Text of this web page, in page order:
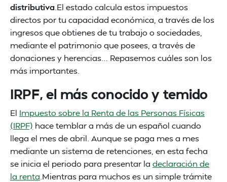
distributiva .El estado calcula estos impuestos
directos por tu capacidad económica, a través de los
ingresos que obtienes de tu trabajo o sociedades,
mediante el patrimonio que posees, a través de
donaciones y herencias… Repasemos cuáles son los
más importantes.
IRPF, el más conocido y temido
El Impuesto sobre la Renta de las Personas Físicas
(IRPF) hace temblar a más de un español cuando
llega el mes de abril. Aunque se paga mes a mes
mediante un sistema de retenciones, en esta fecha
se inicia el periodo para presentar la declaración de
la renta .Mientras para muchos es un simple trámite